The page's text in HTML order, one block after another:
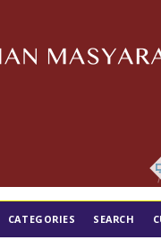
CATEGORIES SEARCH